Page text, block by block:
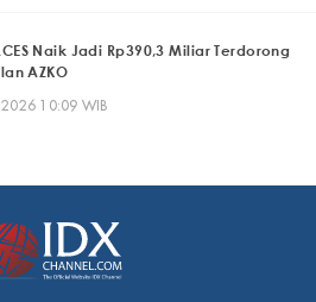
Naik Jadi Rp390,3 Miliar Terdorong
AZKO
10:09 WIB